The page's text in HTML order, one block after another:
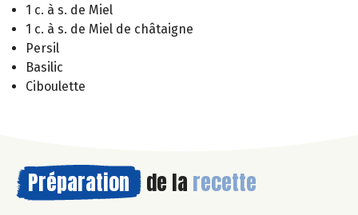
1 c. à s. de Miel
1 c. à s. de Miel de châtaigne
Persil
Basilic
Ciboulette
Préparation de la recette